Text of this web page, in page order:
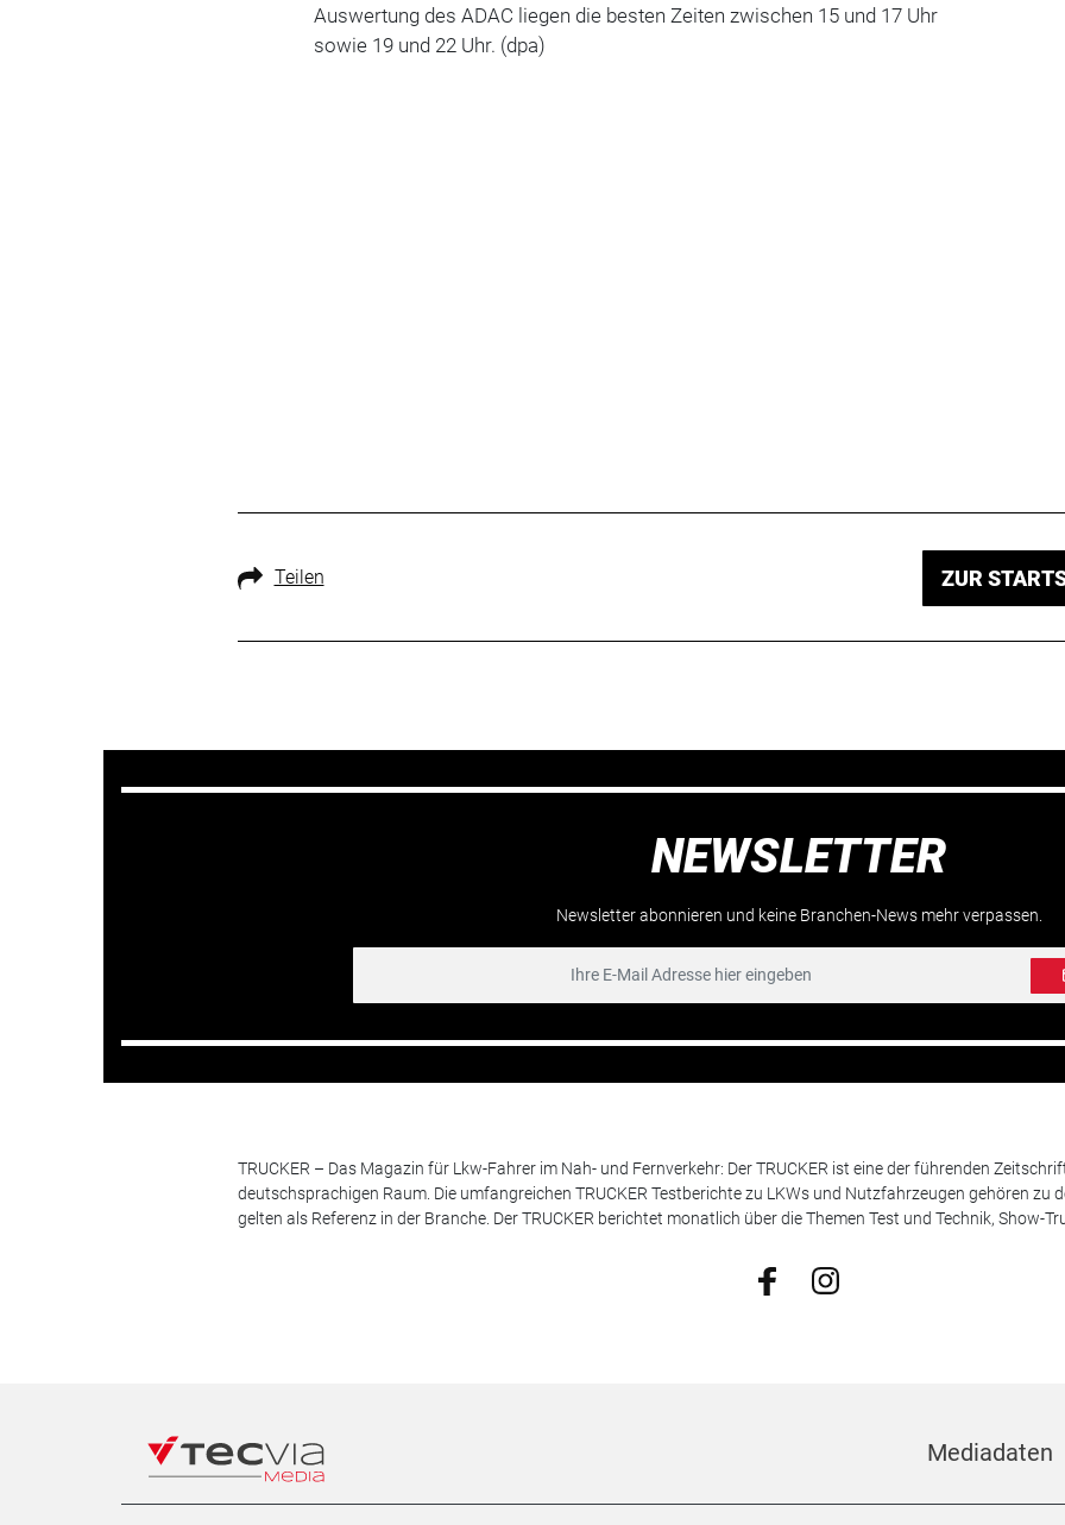
Auswertung des ADAC liegen die besten Zeiten zwischen 15 und 17 Uhr
sowie 19 und 22 Uhr. (dpa)
Teilen ZUR
NEWSLETTER
Newsletter abonnieren und keine Branchen-News mehr verpassen.
TRUCKER – Das Magazin für Lkw-Fahrer im Nah- und Fernverkehr: Der TRUCKER ist eine der führenden
deutschsprachigen Raum. Die umfangreichen TRUCKER Testberichte zu LKWs und Nutzfahrzeugen gehören zu
gelten als Referenz in der Branche. Der TRUCKER berichtet monatlich über die Themen Test und Technik, Show-
Mediadaten